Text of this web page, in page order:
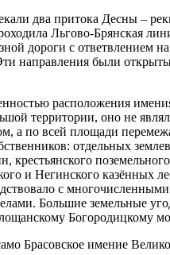
два притока Десны –
Льгово-Брянская
дороги с ответвлением
направления были
расположения
территории, оно не
а по всей площади
отдельных
крестьянского
и Негинского казённых
с многочисленными
Большие земельные
Богородицкому
Брасовское имение